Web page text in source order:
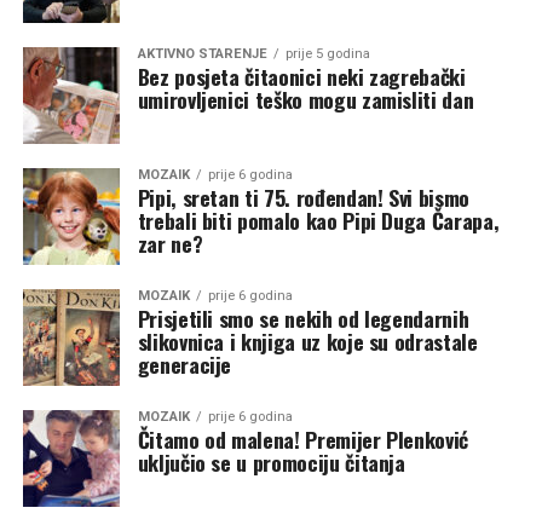
AKTIVNO STARENJE prije 5 godina
Bez posjeta čitaonici neki zagrebački
umirovljenici teško mogu zamisliti dan
MOZAIK prije 6 godina
Pipi, sretan ti 75. rođendan! Svi bismo
trebali biti pomalo kao Pipi Duga Čarapa,
zar ne?
MOZAIK prije 6 godina
Prisjetili smo se nekih od legendarnih
slikovnica i knjiga uz koje su odrastale
generacije
MOZAIK prije 6 godina
Čitamo od malena! Premijer Plenković
uključio se u promociju čitanja